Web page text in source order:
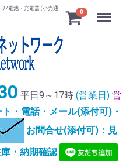
/電池・充電器 (小売通
0 Menu
平日9～17時 (営業日) 営
・電話・メール(添付可)・
お問合せ(添付可)：見
・納期確認